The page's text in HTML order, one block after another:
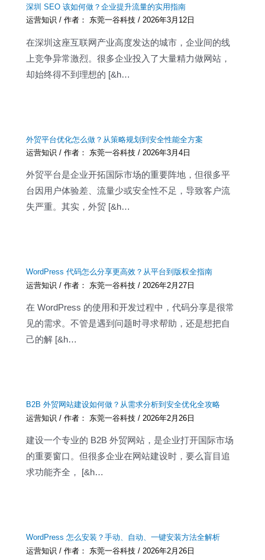
深圳 SEO 该如何做？企业提升流量的实用指南
运营知识 / 作者： 东莞一谷科技/2026年3月12日
在深圳这座互联网产业高度发达的城市，企业间的线
上竞争异常激烈。很多企业投入了大量精力做网站，
却始终得不到理想的 [&h…
外贸平台优化怎么做？从策略规划到安全性能全方案
运营知识 / 作者： 东莞一谷科技/ 2026年3月4日
外贸平台是企业开拓国际市场的重要阵地，但很多平
台因用户体验差、流量少或安全性不足，导致客户流
失严重。其实，外贸 [&h…
WordPress 代码怎么分享更高效？从平台到版权全指南
运营知识 / 作者： 东莞一谷科技/ 2026年2月27日
在 WordPress 的使用和开发过程中，代码分享是很常
见的需求。不管是遇到问题时寻求帮助，还是想把自
己的解 [&h…
B2B 外贸网站建设如何做？从需求分析到安全优化全攻略
运营知识 / 作者： 东莞一谷科技/ 2026年2月26日
建设一个专业的 B2B 外贸网站，是企业打开国际市场
的重要窗口。但很多企业在网站建设时，要么盲目追
求功能齐全， [&h…
WordPress 怎么安装？手动、自动、一键安装方法全解析
运营知识 / 作者： 东莞一谷科技/ 2026年2月26日